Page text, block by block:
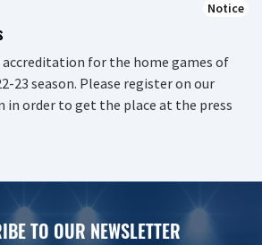
Notice
accreditation for the home games of
23 season. Please register on our
order to get the place at the press
TO OUR NEWSLETTER